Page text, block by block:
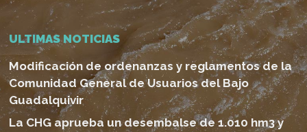
ULTIMAS NOTICIAS
Modificación de ordenanzas y reglamentos de la
Comunidad General de Usuarios del Bajo
Guadalquivir
La CHG aprueba un desembalse de 1.010 hm3 y